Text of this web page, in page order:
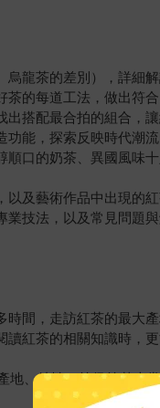
龍茶的差別），詳細解
的每道工法，做出符合
搭配最合拍的組合，讓
能，探索反映時代潮流
口的奶茶、異國風味
及藝術作品中出現的
技法，以及常見問題與
間，走訪紅茶的最大
紅茶的相關知識時，更
地、特性、等級等基